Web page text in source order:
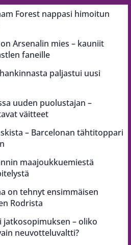
Forest nappasi himoitun
Arsenalin mies – kauniit
faneille
paljastui uusi
uuden puolustajan –
väitteet
– Barcelonan tähtitoppari
maajoukkuemiestä
on tehnyt ensimmäisen
Rodrista
jatkosopimuksen – oliko
neuvotteluvaltti?